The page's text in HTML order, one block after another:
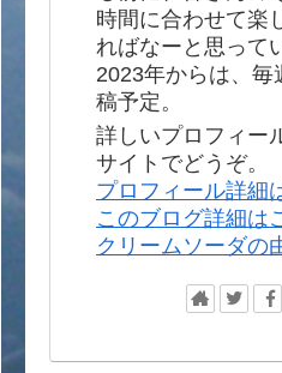
時間に合わせて楽
ればなーと思って
2023年からは、毎
稿予定。
詳しいプロフィー
サイトでどうぞ。
プロフィール詳細
このブログ詳細は
クリームソーダの